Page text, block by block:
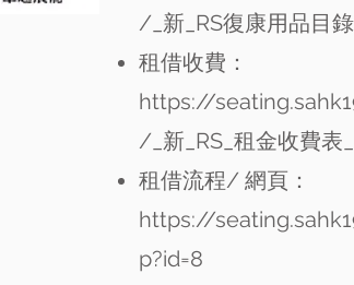
/_ 新_RS復康用品目
租借收費：
https://
/_ 新_RS_租金收費表
租借流程/ 網頁：
https://
p?id=8